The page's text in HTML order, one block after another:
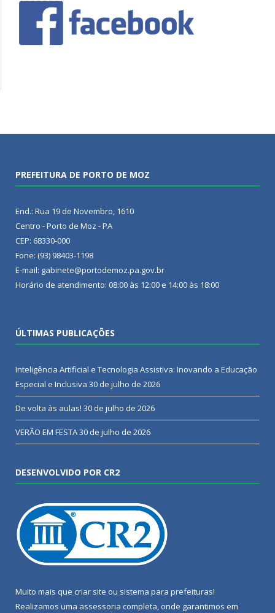
PREFEITURA DE PORTO DE MOZ
End.: Rua 19 de Novembro, 1610
Centro - Porto de Moz - PA
CEP: 68330-000
Fone: (93) 98403-1198
E-mail: gabinete@portodemoz.pa.gov.br
Horário de atendimento: 08:00 às 12:00 e 14:00 às 18:00
ÚLTIMAS PUBLICAÇÕES
Inteligência Artificial e Tecnologia Assistiva: Inovando a Educação
Especial e Inclusiva 30 de julho de 2026
De volta às aulas! 30 de julho de 2026
VERÃO EM FESTA30 de julho de 2026
DESENVOLVIDO POR CR2
Muito mais que criar site ou sistema para prefeituras!
Realizamos uma assessoria completa, onde garantimos em